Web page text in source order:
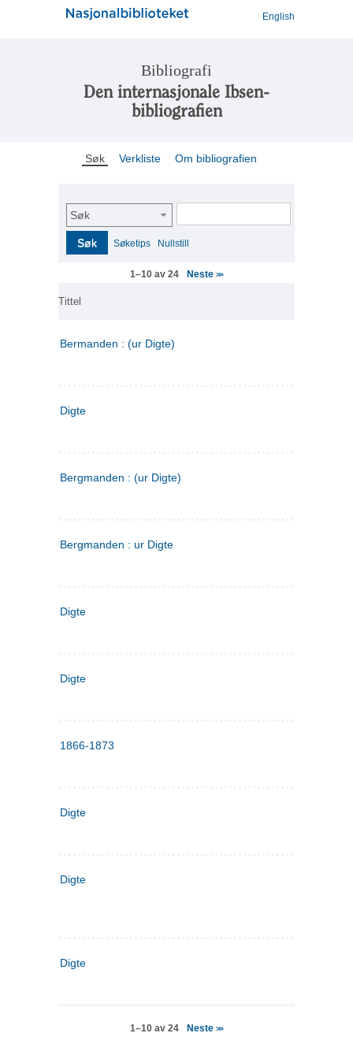
English
Bibliografi
Den internasjonale Ibsen-
bibliografien
Søk Verkliste Om bibliografien
Søk
Søk Søketips Nullstill
1–10 av 24 Neste>>
Tittel
Bermanden : (ur Digte)
Digte
Bergmanden : (ur Digte)
Bergmanden : ur Digte
Digte
Digte
1866-1873
Digte
Digte
Digte
1–10 av 24 Neste>>